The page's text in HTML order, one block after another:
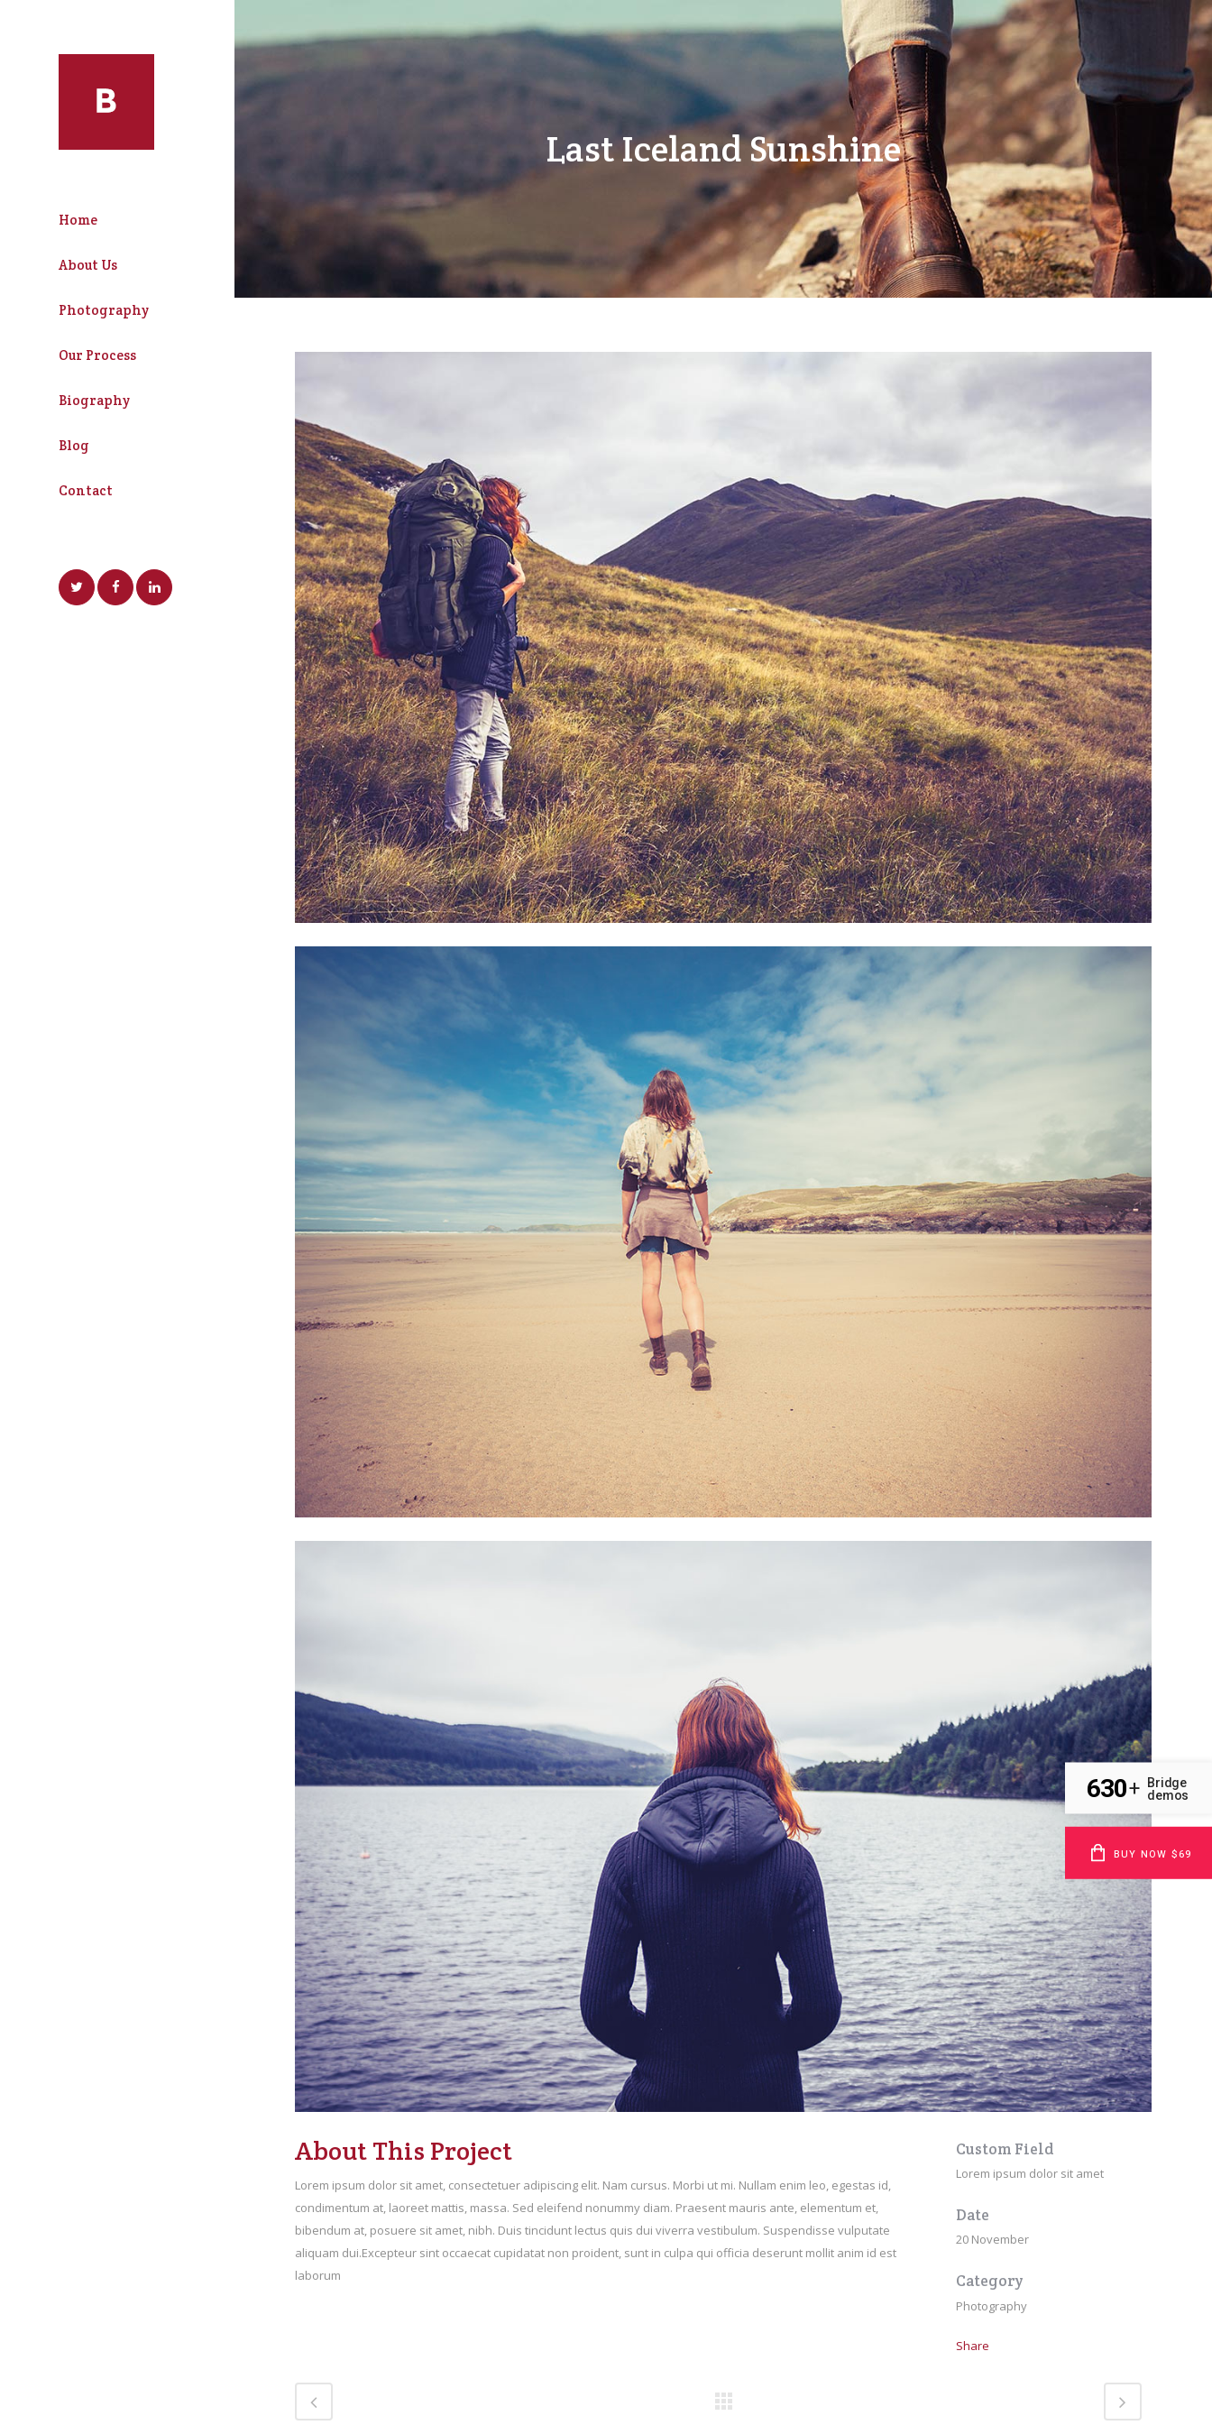
Home
About Us
Photography
Our Process
Biography
Blog
Contact
Last Iceland Sunshine
About This Project
Lorem ipsum dolor sit amet, consectetuer adipiscing elit. Nam cursus. Morbi ut mi. Nullam enim leo, egestas id,
condimentum at, laoreet mattis, massa. Sed eleifend nonummy diam. Praesent mauris ante, elementum et,
bibendum at, posuere sit amet, nibh. Duis tincidunt lectus quis dui viverra vestibulum. Suspendisse vulputate
aliquam dui.Excepteur sint occaecat cupidatat non proident, sunt in culpa qui officia deserunt mollit anim id est
laborum
Custom Field
Lorem ipsum dolor sit amet
Date
20 November
Category
Photography
Share
630+
Bridge
demos
BUY NOW $69